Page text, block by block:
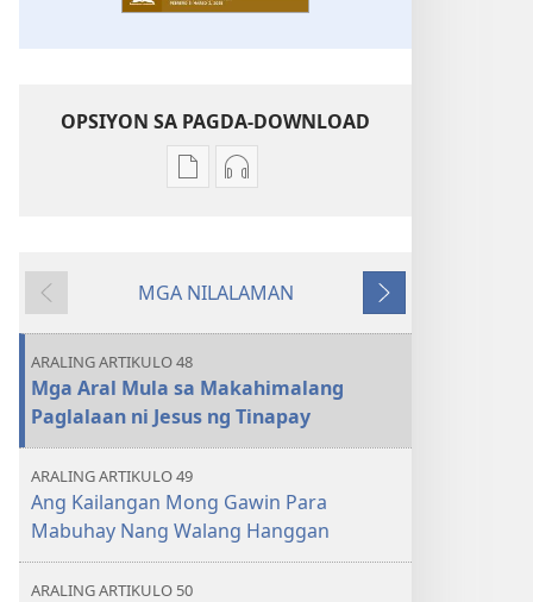
OPSIYON SA PAGDA-DOWNLOAD
Opsiyon
ng
ANG
BANTAYAN
—
EDISYON
PARA
SA
PAG-
AARAL
Disyembre 2024
Opsiyon
ng
BANTAYAN
—
EDISYON
SA
PAG-
AARAL
Nauna
MGA NILALAMAN
Susunod
ARALING ARTIKULO 48
Mga Aral Mula sa Makahimalang
Paglalaan ni Jesus ng Tinapay
ARALING ARTIKULO 49
Ang Kailangan Mong Gawin Para
Mabuhay Nang Walang Hanggan
ARALING ARTIKULO 50